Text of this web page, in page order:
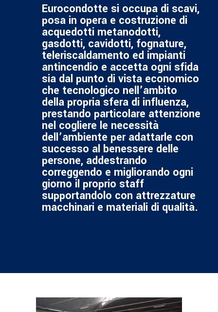
Eurocondotte si occupa di scavi,
posa in opera e costruzione di
acquedotti metanodotti,
gasdotti, cavidotti, fognature,
teleriscaldamento ed impianti
antincendio e accetta ogni sfida
sia dal punto di vista economico
che tecnologico nell’ambito
della propria sfera di influenza,
prestando particolare attenzione
nel cogliere le necessità
dell’ambiente per adattarle con
successo al benessere delle
persone, addestrando
correggendo e migliorando ogni
giorno il proprio staff
supportandolo con attrezzature
macchinari e materiali di qualità.